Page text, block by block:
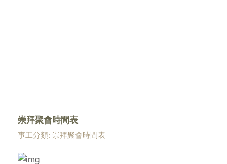
崇拜聚會時間表
事工分類: 崇拜聚會時間表